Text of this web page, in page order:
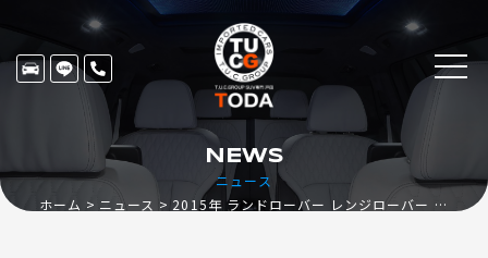
ニュース
NEWS
ホーム ニュース 2015年 ランドローバー レンジローバー イヴォーククーペ ダイナミック テクノロジーP 375万円入庫情報！12月17日